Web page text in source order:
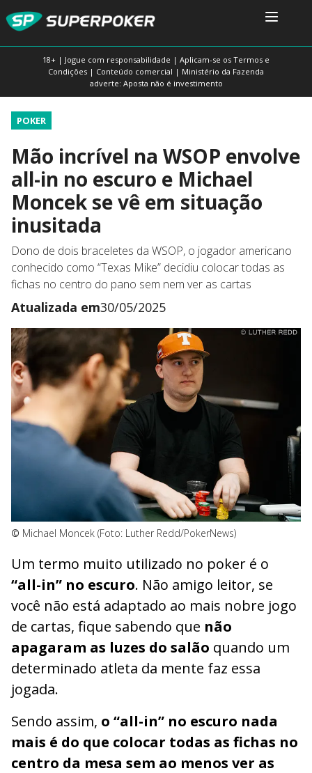
18+ | Jogue com responsabilidade | Aplicam-se os Termos e
Condições | Conteúdo comercial | Ministério da Fazenda
adverte: Aposta não é investimento
POKER
Mão incrível na WSOP envolve
all-in no escuro e Michael
Moncek se vê em situação
inusitada
Dono de dois braceletes da WSOP, o jogador americano
conhecido como “Texas Mike” decidiu colocar todas as
fichas no centro do pano sem nem ver as cartas
Atualizada em30/05/2025
© Michael Moncek (Foto: Luther Redd/PokerNews)
Um termo muito utilizado no poker é o
“all-in” no escuro. Não amigo leitor, se
você não está adaptado ao mais nobre jogo
de cartas, fique sabendo que não
apagaram as luzes do salão quando um
determinado atleta da mente faz essa
jogada.
Sendo assim, o “all-in” no escuro nada
mais é do que colocar todas as fichas no
centro da mesa sem ao menos ver as